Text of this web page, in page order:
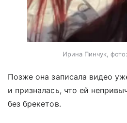
Ирина Пинчук,
Позже она записала видео
и призналась, что ей
без брекетов.